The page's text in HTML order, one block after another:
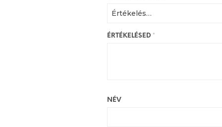
ÉRTÉKELÉSED *
NÉV